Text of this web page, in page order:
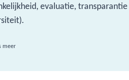
evaluatie, transparantie
meer